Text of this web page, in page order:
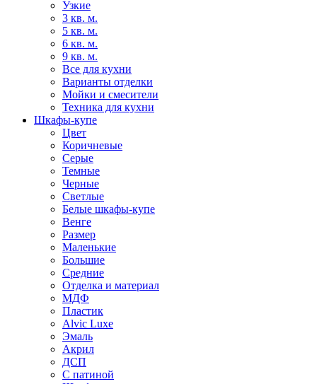
Узкие
3 кв. м.
5 кв. м.
6 кв. м.
9 кв. м.
Все для кухни
Варианты отделки
Мойки и смесители
Техника для кухни
Шкафы-купе
Цвет
Коричневые
Серые
Темные
Черные
Светлые
Белые шкафы-купе
Венге
Размер
Маленькие
Большие
Средние
Отделка и материал
МДФ
Пластик
Alvic Luxe
Эмаль
Акрил
ДСП
С патиной